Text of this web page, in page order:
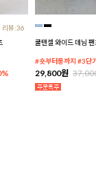
리뷰:36
쿨텐셀 와이드 데님 팬
#숏부터롱까지 #3단
29,800원